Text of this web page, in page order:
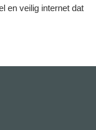
en veilig internet dat